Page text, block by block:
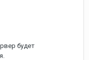
будет